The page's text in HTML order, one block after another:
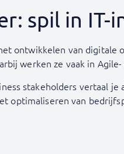
spil in IT-
ontwikkelen van
werken ze vaak in
stakeholders vertaal
optimaliseren van